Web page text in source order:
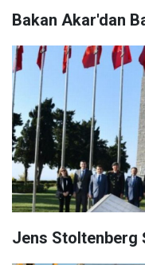
Bakan Akar'dan
Jens Stoltenberg